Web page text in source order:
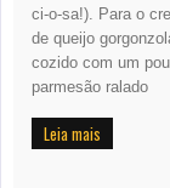
ci-o-sa!). Para o
de queijo
cozido com um
parmesão ralado
Leia mais